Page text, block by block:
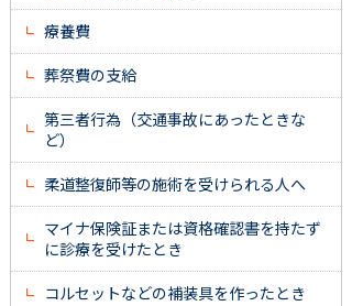
療養費
葬祭費の支給
第三者行為（交通事故にあったときな
ど）
柔道整復師等の施術を受けられる人へ
マイナ保険証または資格確認書を持たず
に診療を受けたとき
コルセットなどの補装具を作ったとき